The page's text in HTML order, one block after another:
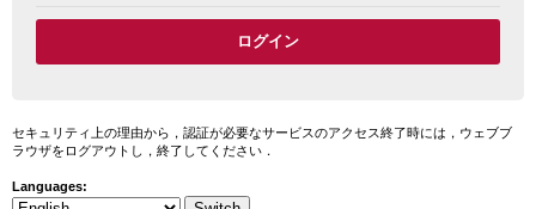
セキュリティ上の理由から，認証が必要なサービスのアクセス終了時には，ウェブブ
ラウザをログアウトし，終了してください．
Languages: